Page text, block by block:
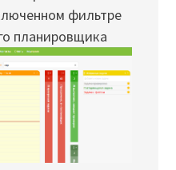
фильтре
планировщика